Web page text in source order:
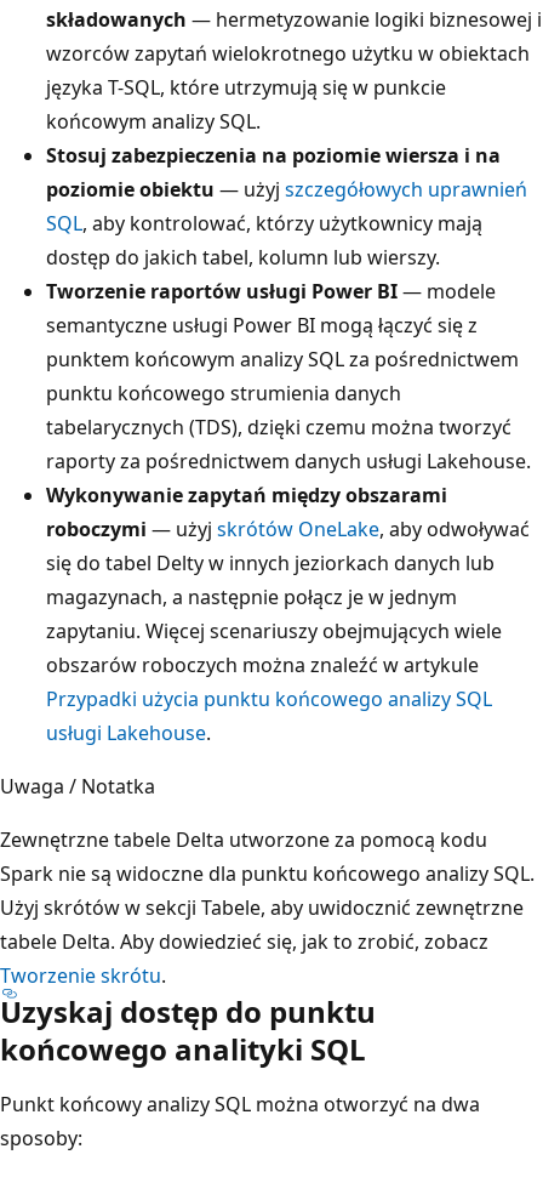
składowanych — hermetyzowanie logiki biznesowej i
wzorców zapytań wielokrotnego użytku w obiektach
języka T-SQL, które utrzymują się w punkcie
końcowym analizy SQL.
Stosuj zabezpieczenia na poziomie wiersza i na
poziomie obiektu — użyj szczegółowych uprawnień
SQL, aby kontrolować, którzy użytkownicy mają
dostęp do jakich tabel, kolumn lub wierszy.
Tworzenie raportów usługi Power BI— modele
semantyczne usługi Power BI mogą łączyć się z
punktem końcowym analizy SQL za pośrednictwem
punktu końcowego strumienia danych
tabelarycznych (TDS), dzięki czemu można tworzyć
raporty za pośrednictwem danych usługi Lakehouse.
Wykonywanie zapytań między obszarami
roboczymi — użyj skrótów OneLake, aby odwoływać
się do tabel Delty w innych jeziorkach danych lub
magazynach, a następnie połącz je w jednym
zapytaniu. Więcej scenariuszy obejmujących wiele
obszarów roboczych można znaleźć w artykule
Przypadki użycia punktu końcowego analizy SQL
usługi Lakehouse.
Uwaga / Notatka
Zewnętrzne tabele Delta utworzone za pomocą kodu
Spark nie są widoczne dla punktu końcowego analizy SQL.
Użyj skrótów w sekcji Tabele, aby uwidocznić zewnętrzne
tabele Delta. Aby dowiedzieć się, jak to zrobić, zobacz
Tworzenie skrótu.
Uzyskaj dostęp do punktu
końcowego analityki SQL
Punkt końcowy analizy SQL można otworzyć na dwa
sposoby: